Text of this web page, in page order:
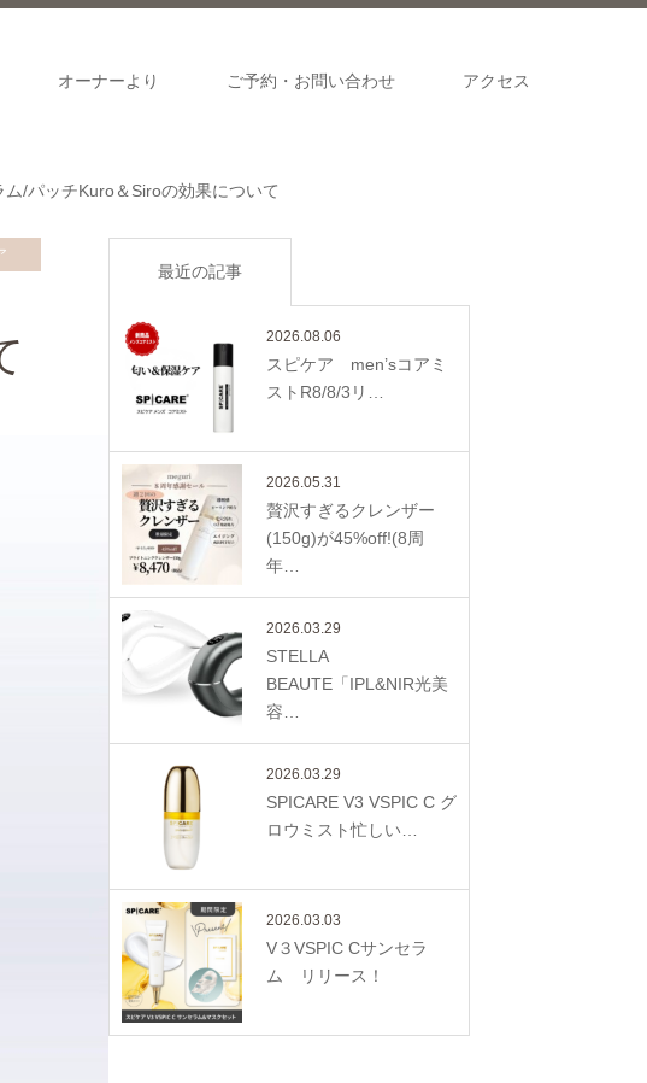
オーナーより ご予約・お問い合わせ アクセス
ム/パッチKuro＆Siroの効果について
最近の記事
2026.08.06
スピケア men’sコアミ
ストR8/8/3リ…
2026.05.31
贅沢すぎるクレンザー
(150g)が45%off!(8周
年…
2026.03.29
STELLA
BEAUTE「IPL&NIR光美
容…
2026.03.29
SPICARE V3 VSPIC C グ
ロウミスト忙しい…
2026.03.03
V３VSPIC Cサンセラ
ム リリース！